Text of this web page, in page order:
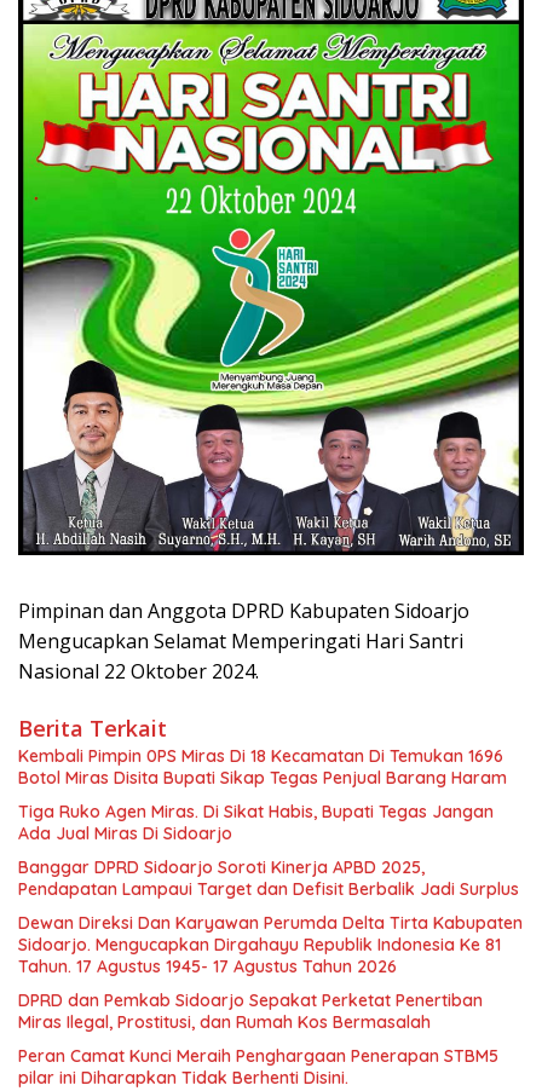
Pimpinan dan Anggota DPRD Kabupaten Sidoarjo
Mengucapkan Selamat Memperingati Hari Santri
Nasional 22 Oktober 2024.
Berita Terkait
Kembali Pimpin 0PS Miras Di 18 Kecamatan Di Temukan 1696
Botol Miras Disita Bupati Sikap Tegas Penjual Barang Haram
Tiga Ruko Agen Miras. Di Sikat Habis, Bupati Tegas Jangan
Ada Jual Miras Di Sidoarjo
Banggar DPRD Sidoarjo Soroti Kinerja APBD 2025,
Pendapatan Lampaui Target dan Defisit Berbalik Jadi Surplus
Dewan Direksi Dan Karyawan Perumda Delta Tirta Kabupaten
Sidoarjo. Mengucapkan Dirgahayu Republik Indonesia Ke 81
Tahun. 17 Agustus 1945- 17 Agustus Tahun 2026
DPRD dan Pemkab Sidoarjo Sepakat Perketat Penertiban
Miras Ilegal, Prostitusi, dan Rumah Kos Bermasalah
Peran Camat Kunci Meraih Penghargaan Penerapan STBM5
pilar ini Diharapkan Tidak Berhenti Disini.